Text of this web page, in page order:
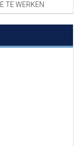
TE WERKEN